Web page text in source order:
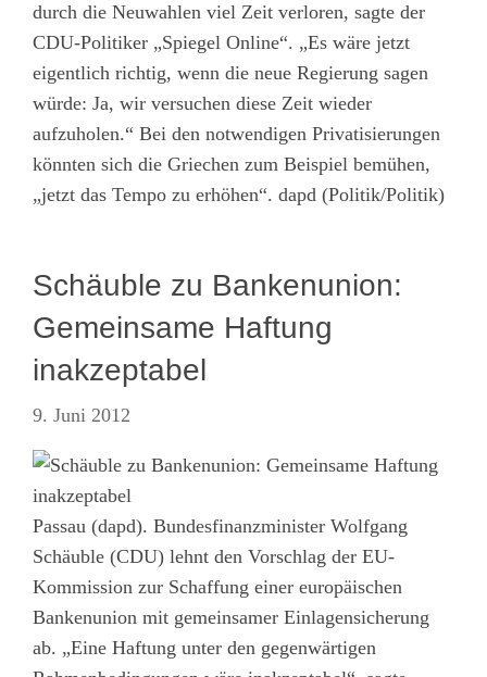
durch die Neuwahlen viel Zeit verloren, sagte der
CDU-Politiker „Spiegel Online“. „Es wäre jetzt
eigentlich richtig, wenn die neue Regierung sagen
würde: Ja, wir versuchen diese Zeit wieder
aufzuholen.“ Bei den notwendigen Privatisierungen
könnten sich die Griechen zum Beispiel bemühen,
„jetzt das Tempo zu erhöhen“. dapd (Politik/Politik)
Schäuble zu Bankenunion:
Gemeinsame Haftung
inakzeptabel
9. Juni 2012
Passau (dapd). Bundesfinanzminister Wolfgang
Schäuble (CDU) lehnt den Vorschlag der EU-
Kommission zur Schaffung einer europäischen
Bankenunion mit gemeinsamer Einlagensicherung
ab. „Eine Haftung unter den gegenwärtigen
Impressum · Datenschutz · AGB · Cookie-Einstellungen